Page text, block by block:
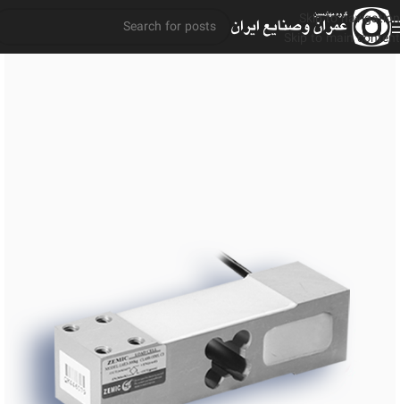
Skip to navigation
Skip to main content